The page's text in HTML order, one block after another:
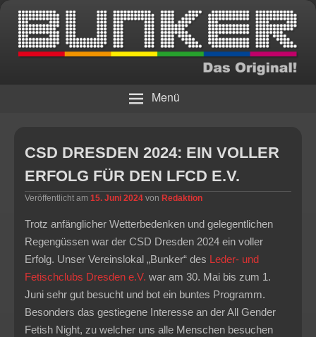
BUNKER – Das Original!
Menü
CSD DRESDEN 2024: EIN VOLLER
ERFOLG FÜR DEN LFCD E.V.
Veröffentlicht am 15. Juni 2024 von Redaktion
Trotz anfänglicher Wetterbedenken und gelegentlichen
Regengüssen war der CSD Dresden 2024 ein voller
Erfolg. Unser Vereinslokal „Bunker“ des Leder- und
Fetischclubs Dresden e.V. war am 30. Mai bis zum 1.
Juni sehr gut besucht und bot ein buntes Programm.
Besonders das gestiegene Interesse an der All Gender
Fetish Night, zu welcher uns alle Menschen besuchen